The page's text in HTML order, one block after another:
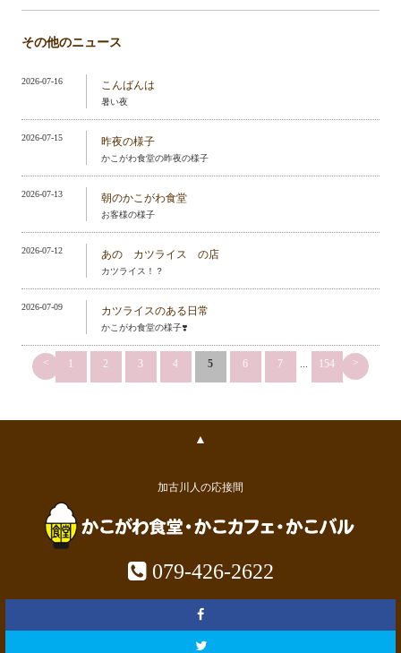
その他のニュース
2026-07-16 こんばんは
暑い夜
2026-07-15 昨夜の様子
かこがわ食堂の昨夜の様子
2026-07-13 朝のかこがわ食堂
お客様の様子
2026-07-12 あの カツライス の店
カツライス！？
2026-07-09 カツライスのある日常
かこがわ食堂の様子❣️
< 1 2 3 4 5 6 7 ... 154 >
▲
加古川人の応接間
079-426-2622